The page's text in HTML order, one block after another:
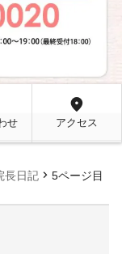
せ
location_on
アクセス
長日記 chevron_right 5ページ目